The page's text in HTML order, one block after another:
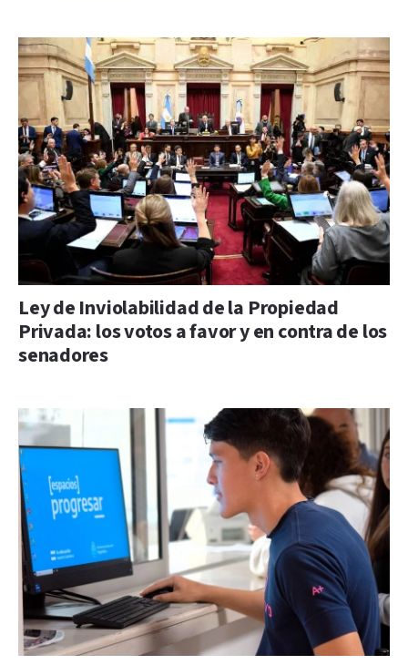
Ley de Inviolabilidad de la Propiedad
Privada: los votos a favor y en contra de los
senadores